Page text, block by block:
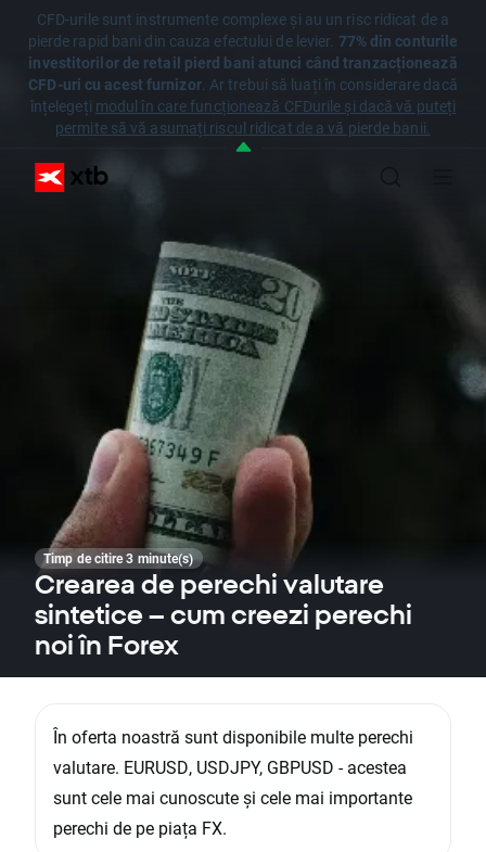
CFD-urile sunt instrumente complexe și au un risc ridicat de a
pierde rapid bani din cauza efectului de levier. 77% din conturile
investitorilor de retail pierd bani atunci când tranzacționează
CFD-uri cu acest furnizor. Ar trebui să luați în considerare dacă
înțelegeți modul în care funcționează CFDurile și dacă vă puteți
permite să vă asumați riscul ridicat de a vă pierde banii.
Timp de citire 3 minute(s)
Crearea de perechi valutare
sintetice – cum creezi perechi
noi în Forex
În oferta noastră sunt disponibile multe perechi
valutare. EURUSD, USDJPY, GBPUSD - acestea
sunt cele mai cunoscute și cele mai importante
perechi de pe piața FX.